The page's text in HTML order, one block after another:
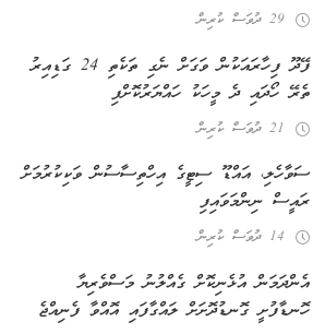
29 ދުވަސް ކުރިން
ފޭދޫ ފިހާރައަކުން ވަގަށް ނެގި ތަކެތި 24 ގަޑިއިރު
ތެރޭ ހޯދައި ދެ މީހަކު ހައްޔަރުކޮށްފި
21 ދުވަސް ކުރިން
ސަވާހެލި، އައްޑޫ ސިޓީގެ އިހްތިސާސުން ވަކިކުރުމަށް
ރައީސް ނިންމަވައިފި
14 ދުވަސް ކުރިން
އެންދަމަން އުޅެނިކޮށް ގެއްލުނު މަސްވެރިޔާ
ހޮނޑާފުށީ ގޮނޑުދޮށަށް ލައްގާފައި އޮއްވާ ފެނިއްޖެ